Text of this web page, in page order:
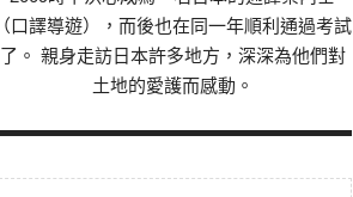
（口譯導遊），而後也在同一年順利通過考試
了。 親身走訪日本許多地方，深深為他們對
土地的愛護而感動。